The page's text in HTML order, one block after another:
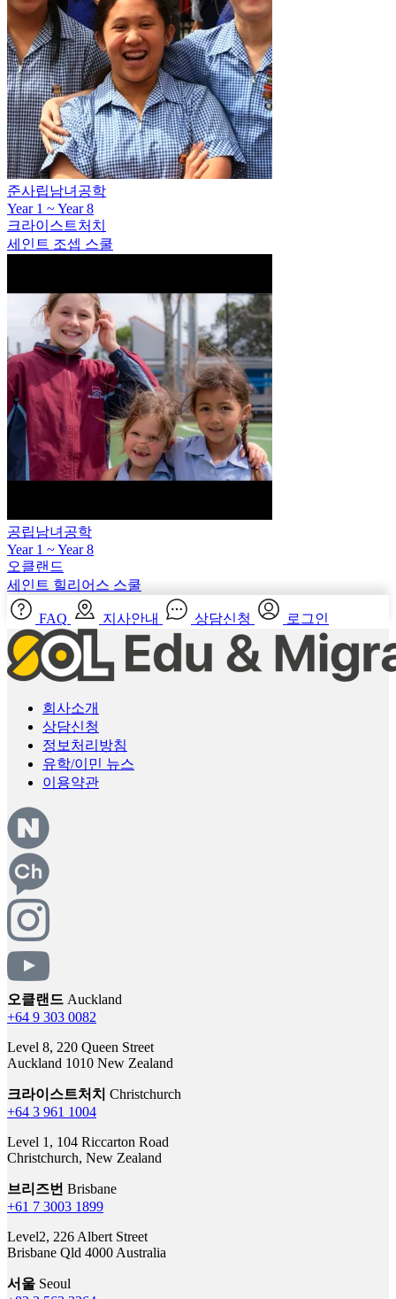
준사립남녀공학
Year 1 ~ Year 8
크라이스트처치
세인트 조셉 스쿨
Year 1 ~ Year 8
오클랜드
세인트 힐리어스 스쿨
FAQ 지사안내 상담신청 로그인
상담신청
정보처리방침
유학/이민 뉴스
이용약관
오클랜드
+64 9 303 0082
Level 8, 220 Queen Street
Auckland 1010 New Zealand
+64 3 961 1004
Level 1, 104 Riccarton Road
Christchurch, New Zealand
+61 7 3003 1899
Level2, 226 Albert Street
Brisbane Qld 4000 Australia
+82 2 562 2264